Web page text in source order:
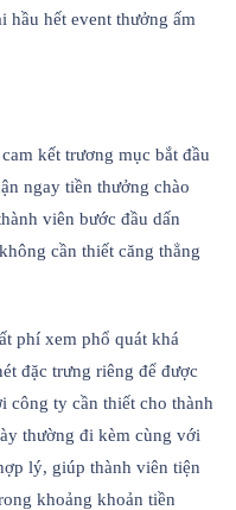
hết event thưởng ấm
kết trương mục bắt đầu
ngay tiền thưởng chào
viên bước đầu dấn
cần thiết căng thẳng
phí xem phổ quát khá
đặc trưng riêng để được
công ty cần thiết cho thành
thường đi kèm cùng với
lý, giúp thành viên tiện
khoảng khoản tiền